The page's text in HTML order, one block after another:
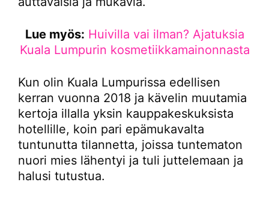
Lue myös: Huivilla vai ilman? Ajatuksia
Kuala Lumpurin kosmetiikkamainonnasta
Kun olin Kuala Lumpurissa edellisen
kerran vuonna 2018 ja kävelin muutamia
kertoja illalla yksin kauppakeskuksista
hotellille, koin pari epämukavalta
tuntunutta tilannetta, joissa tuntematon
nuori mies lähentyi ja tuli juttelemaan ja
halusi tutustua.